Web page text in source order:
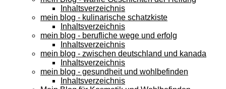
Inhaltsverzeichnis
mein blog - kulinarische schatzkiste
Inhaltsverzeichnis
mein blog - berufliche wege und erfolg
Inhaltsverzeichnis
mein blog - zwischen deutschland und kanada
Inhaltsverzeichnis
mein blog - gesundheit und wohlbefinden
Inhaltsverzeichnis